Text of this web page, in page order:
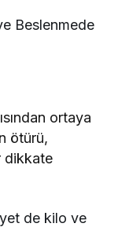
Beslenmede
ortaya
ötürü,
dikkate
de kilo ve